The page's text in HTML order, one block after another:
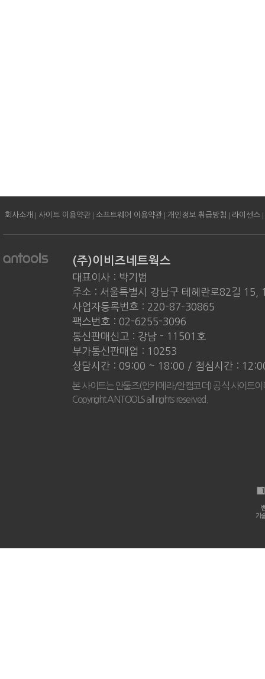
회사소개 | 사이트 이용약관 | 소프트웨어 이용약관 | 개인정보 취급방침 | 라이센스 |
(주)이비즈네트웍스
대표이사 : 박기범
주소 : 서울특별시 강남구 테헤란로82길 15,
사업자등록번호 : 220-87-30865
팩스번호 : 02-6255-3096
통신판매신고 : 강남 - 11501호
부가통신판매업 : 10253
상담시간 : 09:00 ~ 18:00 / 점심시간 :
본 사이트는 안툴즈(안카메라/안캠코더) 공식 사이트
Copyright ANTOOLS all rights reserved.